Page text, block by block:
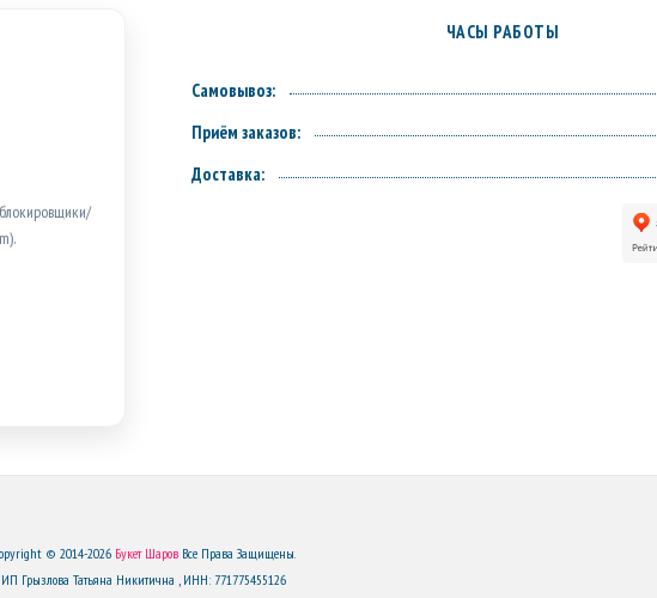
ЧАСЫ РАБОТЫ
Самовывоз:
Приём заказов:
Доставка:
© 2014-2026 Букет ШаровВсе Права Защищены.
ИП Грызлова Татьяна Никитична , ИНН: 771775455126